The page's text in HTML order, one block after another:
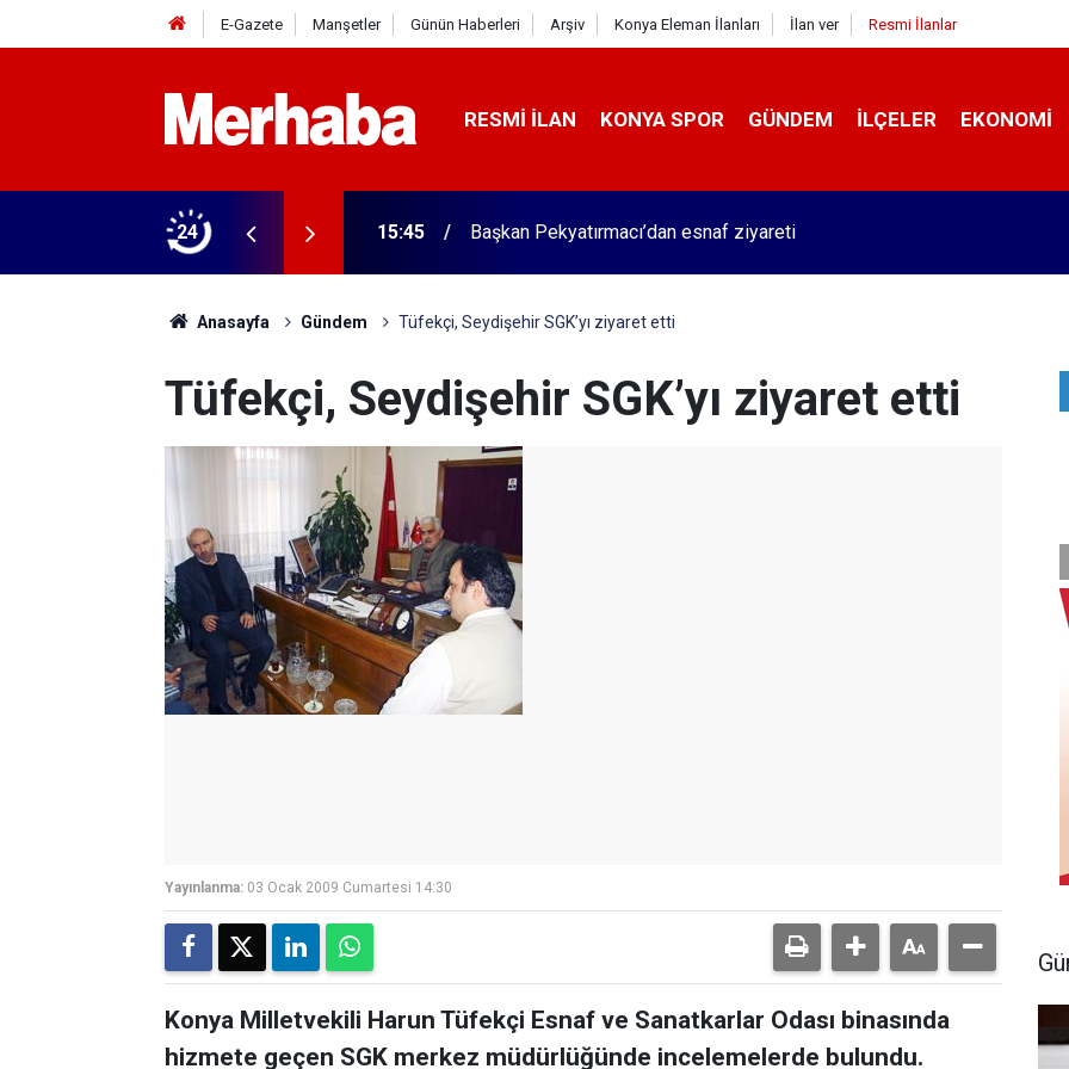
E-Gazete Manşetler Günün Haberleri Arşiv Konya Eleman İlanları İlan ver Resmi İlanlar
RESMI İLAN KONYA SPOR GÜNDEM İLÇELER EKONOMI
24
Kampüsü'ne ziyaret 15:45 Başkan Pekyatırmacı’dan esnaf ziyareti
Anasayfa Gündem Tüfekçi, Seydişehir SGK’yı ziyaret etti
Tüfekçi, Seydişehir SGK’yı ziyaret etti
Yayınlanma: 03 Ocak 2009 Cumartesi 14:30
Konya Milletvekili Harun Tüfekçi Esnaf ve Sanatkarlar Odası binasında
hizmete geçen SGK merkez müdürlüğünde incelemelerde bulundu.